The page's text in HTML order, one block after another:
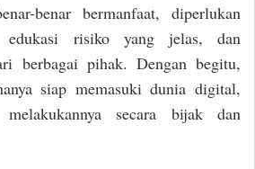
benar bermanfaat, diperlukan
edukasi risiko yang jelas, dan
berbagai pihak. Dengan begitu,
siap memasuki dunia digital,
secara bijak dan